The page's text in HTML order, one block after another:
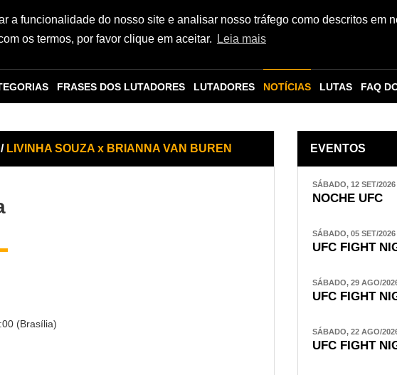
a funcionalidade do nosso site e analisar nosso tráfego como descritos em
os termos, por favor clique em aceitar.
Leia mais
FRASES DOS LUTADORES LUTADORES NOTÍCIAS LUTAS FAQ
/ LIVINHA SOUZA x BRIANNA VAN BUREN
(Brasília)
EVENTOS
SÁBADO, 12 SET/2026
NOCHE UFC
SÁBADO, 05 SET/2026
UFC FIGHT
SÁBADO, 29 AGO/
UFC FIGHT
SÁBADO, 22 AGO/
UFC FIGHT